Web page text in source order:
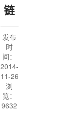
链
发布
时
间：
2014-
11-26
浏
览：
9632